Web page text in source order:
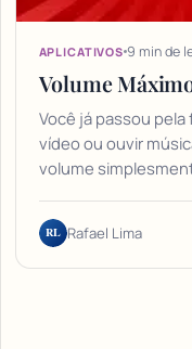
APLICATIVOS 9 min de
Volume
Você já passou
vídeo ou ouvir
volume
RL Rafael Lima